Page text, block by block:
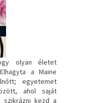
olyan életet
a Maine
egyetemet
ahol saját
szikrázni kezd a